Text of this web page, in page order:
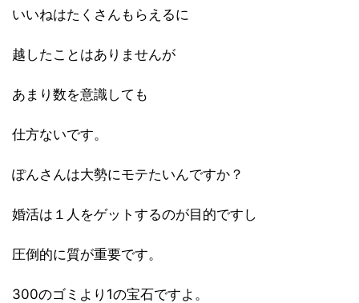
いいねはたくさんもらえるに
越したことはありませんが
あまり数を意識しても
仕方ないです。
ぽんさんは大勢にモテたいんですか？
婚活は１人をゲットするのが目的ですし
圧倒的に質が重要です。
300のゴミより1の宝石ですよ。